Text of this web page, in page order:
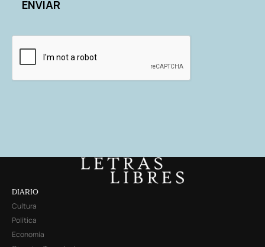
DIARIO
Cultura
Política
Economía